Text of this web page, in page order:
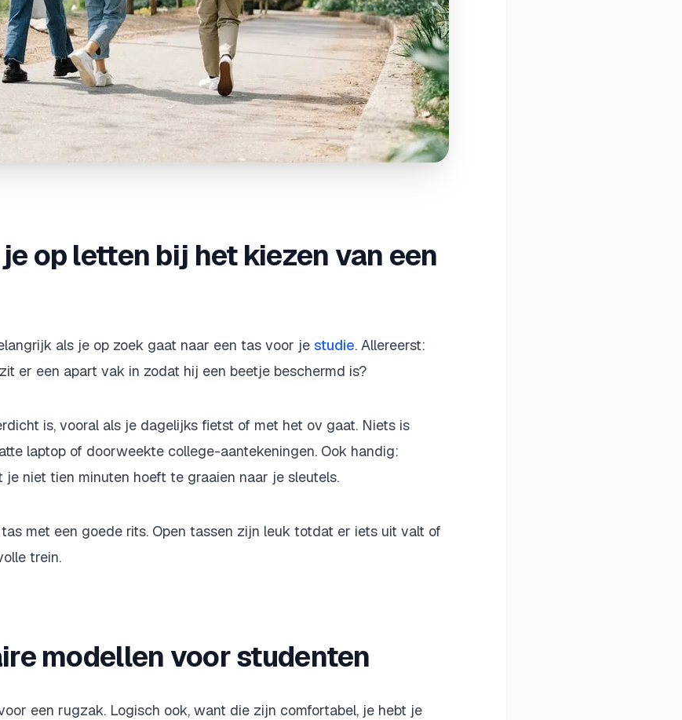
op letten bij het kiezen van een
als je op zoek gaat naar een tas voor je studie. Allereerst:
er een apart vak in zodat hij een beetje beschermd is?
is, vooral als je dagelijks fietst of met het ov gaat. Niets is
laptop of doorweekte college-aantekeningen. Ook handig:
je niet tien minuten hoeft te graaien naar je sleutels.
met een goede rits. Open tassen zijn leuk totdat er iets uit valt of
trein.
modellen voor studenten
een rugzak. Logisch ook, want die zijn comfortabel, je hebt je